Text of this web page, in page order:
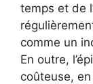
temps et de
comme un
En outre,
coûteuse,